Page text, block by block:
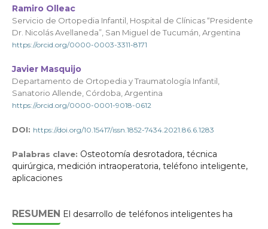
Ramiro Olleac
Servicio de Ortopedia Infantil, Hospital de Clínicas “Presidente
Dr. Nicolás Avellaneda”, San Miguel de Tucumán, Argentina
https://orcid.org/0000-0003-3311-8171
Javier Masquijo
Departamento de Ortopedia y Traumatología Infantil,
Sanatorio Allende, Córdoba, Argentina
https://orcid.org/0000-0001-9018-0612
DOI: https://doi.org/10.15417/issn.1852-7434.2021.86.6.1283
Palabras clave: Osteotomía desrotadora, técnica
quirúrgica, medición intraoperatoria, teléfono inteligente,
aplicaciones
RESUMEN El desarrollo de teléfonos inteligentes ha